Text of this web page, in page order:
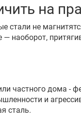
на
стали не
— наоборот,
частного дома -
и
сталь.